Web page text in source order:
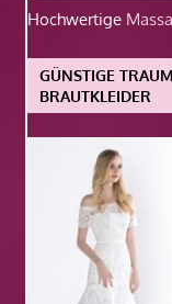
Hochwertige
GÜNSTIGE
BRAUTKLEIDER